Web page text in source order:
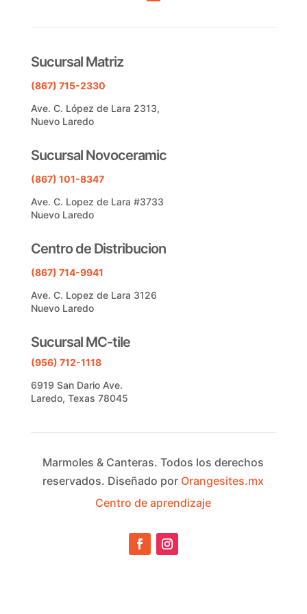
Sucursal Matriz
(867) 715-2330
Ave. C. López de Lara 2313,
Nuevo Laredo
Sucursal Novoceramic
(867) 101-8347
Ave. C. Lopez de Lara #3733
Nuevo Laredo
Centro de Distribucion
(867) 714-9941
Ave. C. Lopez de Lara 3126
Nuevo Laredo
Sucursal MC-tile
(956) 712-1118
6919 San Dario Ave.
Laredo, Texas 78045
Marmoles & Canteras.Todos los derechos
reservados. Diseñado por Orangesites.mx
Centro de aprendizaje